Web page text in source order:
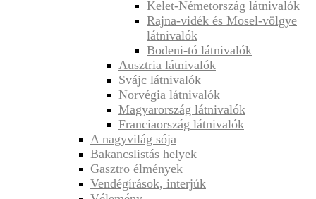
Kelet-Németország látnivalók
Rajna-vidék és Mosel-völgye
látnivalók
Bodeni-tó látnivalók
Ausztria látnivalók
Svájc látnivalók
Norvégia látnivalók
Magyarország látnivalók
Franciaország látnivalók
A nagyvilág sója
Bakancslistás helyek
Gasztro élmények
Vendégírások, interjúk